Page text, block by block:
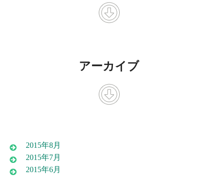
アーカイブ
2015年8月
2015年7月
2015年6月